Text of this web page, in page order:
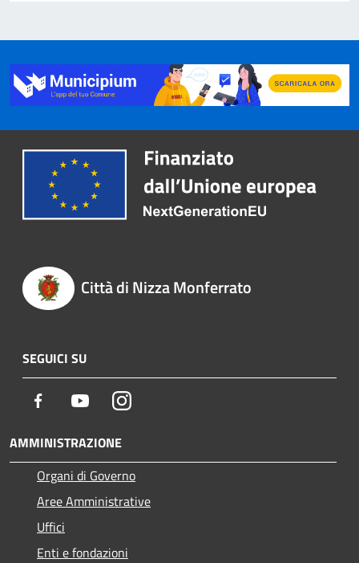
Città di Nizza Monferrato
SEGUICI SU
Facebook YoutubeInstagram
AMMINISTRAZIONE
Organi di Governo
Aree Amministrative
Uffici
Enti e fondazioni